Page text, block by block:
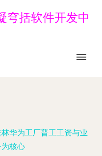
穹括软件开发中
华为工厂普工工资与业
核心